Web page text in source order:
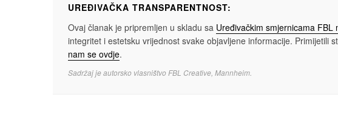
UREĐIVAČKA TRANSPARENTNOST:
Ovaj članak je pripremljen u skladu sa Uređivačkim smjernicama FBL
integritet i estetsku vrijednost svake objavljene informacije. Primijetili
nam se ovdje.
Sadržaj je autorsko vlasništvo FBL Creative, Mannheim.